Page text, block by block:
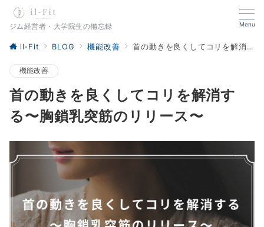
Menu
ジム経営者・大学院生の備忘録
il-Fit BLOG 機能改善 首の動きを良くしてコリを解消する〜胸鎖乳突筋のリリース〜
機能改善
首の動きを良くしてコリを解消す
る〜胸鎖乳突筋のリリース〜